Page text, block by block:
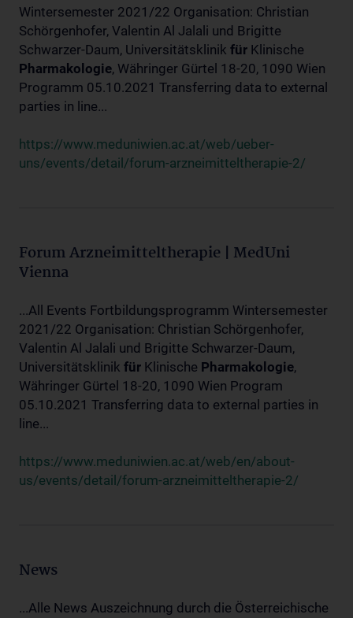
Wintersemester 2021/22 Organisation: Christian
Schörgenhofer, Valentin Al Jalali und Brigitte
Schwarzer-Daum, Universitätsklinik für Klinische
Pharmakologie, Währinger Gürtel 18-20, 1090 Wien
Programm 05.10.2021 Transferring data to external
parties in line...
https://www.meduniwien.ac.at/web/ueber-
uns/events/detail/forum-arzneimitteltherapie-2/
Forum Arzneimitteltherapie | MedUni
Vienna
...All Events Fortbildungsprogramm Wintersemester
2021/22 Organisation: Christian Schörgenhofer,
Valentin Al Jalali und Brigitte Schwarzer-Daum,
Universitätsklinik für Klinische Pharmakologie,
Währinger Gürtel 18-20, 1090 Wien Program
05.10.2021 Transferring data to external parties in
line...
https://www.meduniwien.ac.at/web/en/about-
us/events/detail/forum-arzneimitteltherapie-2/
News
...Alle News Auszeichnung durch die Österreichische